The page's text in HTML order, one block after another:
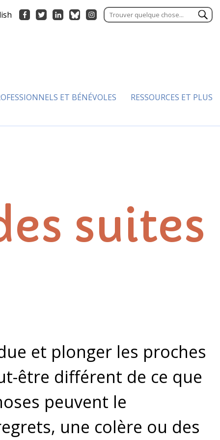
ET BÉNÉVOLES RESSOURCES ET PLUS
suites
et plonger les proches
être différent de ce que
peuvent le
une colère ou des